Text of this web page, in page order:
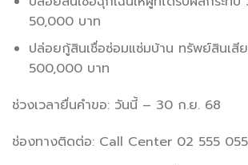
50,000 บาท
ปล่อยกู้สินเชื่อซ่อมแซ่มบ้าน ทรัพย์สินเสี
500,000 บาท
ช่วงเวลายื่นคำขอ: วันนี้ – 30 ก.ย. 68
ช่องทางติดต่อ: Call Center 02 555